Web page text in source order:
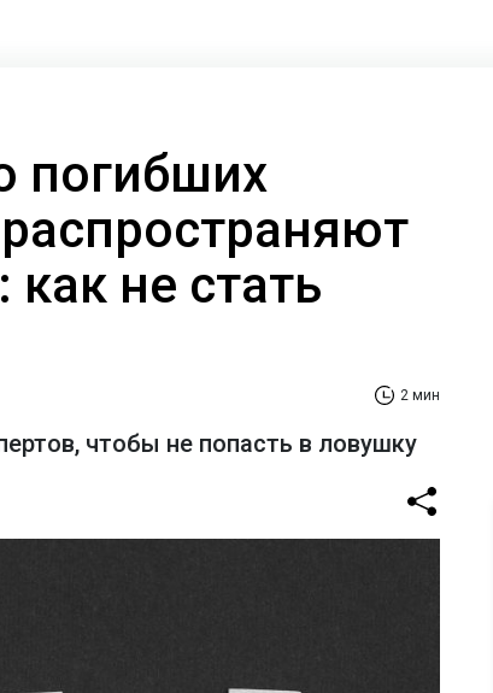
погибших
как не стать
2 мин
чтобы не попасть в ловушку